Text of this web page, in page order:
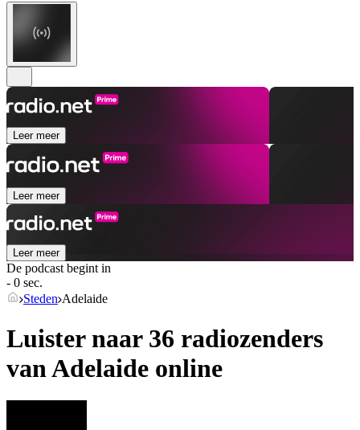
Leer meer
Leer meer
Leer meer
De podcast begint in
- 0 sec.
Steden Adelaide
Luister naar 36 radiozenders
vanAdelaide online